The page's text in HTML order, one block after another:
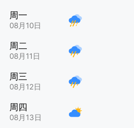
周一
08月10日
周二
08月11日
周三
08月12日
周四
08月13日